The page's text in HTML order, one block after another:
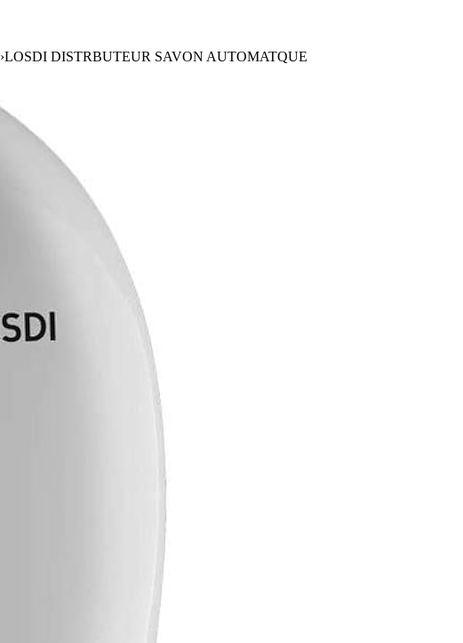
›LOSDI DISTRBUTEUR SAVON AUTOMATQUE